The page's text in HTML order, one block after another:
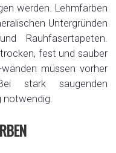
werden. Lehmfarben
Untergründen
Rauhfasertapeten.
fest und sauber
müssen vorher
stark saugenden
notwendig.